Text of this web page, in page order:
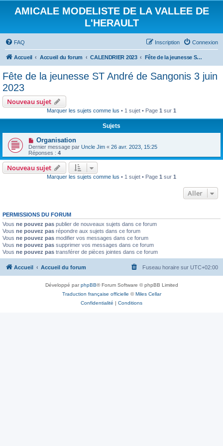
AMICALE MODELISTE DE LA VALLEE DE
L'HERAULT
FAQ Connexion
Inscription
Accueil Accueil du forum CALENDRIER 2023 Fête de la jeunesse ST André de Sangonis 3 juin 2023
Fête de la jeunesse ST André de Sangonis 3 juin
2023
Nouveau sujet
Marquer les sujets comme lus • 1 sujet • Page 1 sur 1
Sujets
Organisation
Dernier message par Uncle Jim « 26 avr. 2023, 15:25
Réponses : 4
Nouveau sujet
Marquer les sujets comme lus • 1 sujet • Page 1 sur 1
Aller
PERMISSIONS DU FORUM
Vous ne pouvez pas publier de nouveaux sujets dans ce forum
Vous ne pouvez pas répondre aux sujets dans ce forum
Vous ne pouvez pas modifier vos messages dans ce forum
Vous ne pouvez pas supprimer vos messages dans ce forum
Vous ne pouvez pas transférer de pièces jointes dans ce forum
Accueil Accueil du forum Fuseau horaire sur UTC+02:00
Développé parphpBB® Forum Software © phpBB Limited
Traduction française officielle ©Miles Cellar
Confidentialité | Conditions